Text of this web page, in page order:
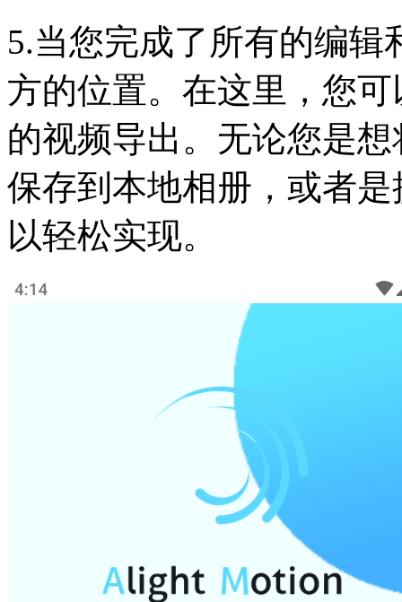
5.当您完成了所有的编
方的位置。在这里，您
的视频导出。无论您是
保存到本地相册，或者
以轻松实现。